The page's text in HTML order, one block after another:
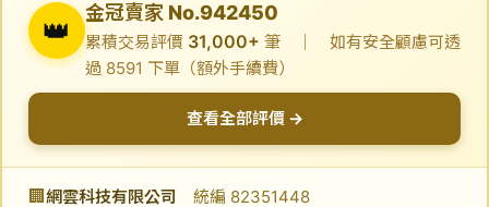
👑
金冠賣家 No.942450
累積交易評價 31,000+ 筆 ｜ 如有安全顧慮可透
過 8591 下單（額外手續費）
查看全部評價 →
🏢 網雲科技有限公司 統編 82351448